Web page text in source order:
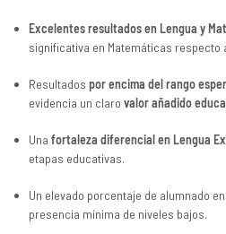
Excelentes resultados en Lengua y
significativa en Matemáticas respecto
Resultados por encima del rango
evidencia un claro valor añadido
Una fortaleza diferencial en Lengua
etapas educativas.
Un elevado porcentaje de alumnado
presencia mínima de niveles bajos.